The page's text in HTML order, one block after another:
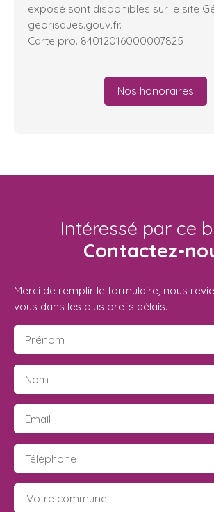
exposé sont disponibles sur le site
georisques.gouv.fr.
Carte pro. 84012016000007825
Nos honoraires
Intéressé par ce
Contactez-
Merci de remplir le formulaire, nous
vous dans les plus brefs délais.
Prénom
Nom
Email
Téléphone
Votre commune